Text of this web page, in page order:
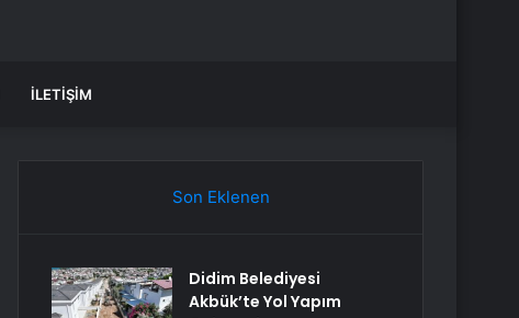
İLETIŞIM
Son Eklenen
Didim Belediyesi
Akbük’te Yol Yapım